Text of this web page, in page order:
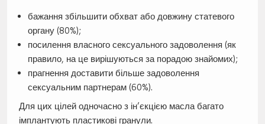
бажання збільшити обхват або довжину статевого
органу (80%);
посилення власного сексуального задоволення (як
правило, на це вирішуються за порадою знайомих);
прагнення доставити більше задоволення
сексуальним партнерам (60%).
Для цих цілей одночасно з ін’єкцією масла багато
імплантують пластикові гранули.